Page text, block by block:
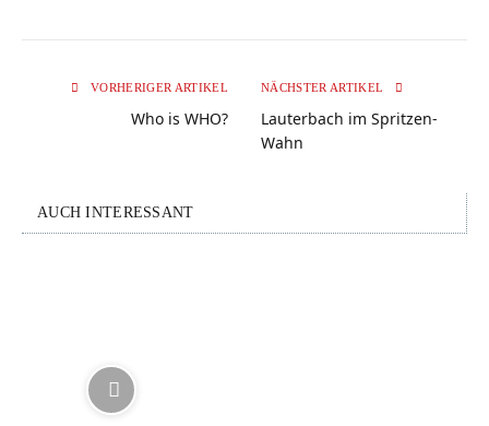
VORHERIGER ARTIKEL
Who is WHO?
NÄCHSTER ARTIKEL
Lauterbach im Spritzen-
Wahn
AUCH INTERESSANT